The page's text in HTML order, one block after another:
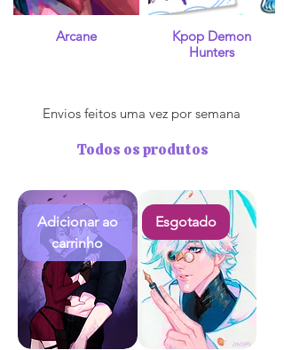
Arcane
Kpop Demon
Hunters
Envios feitos uma vez por semana
Todos os produtos
Adicionar ao
carrinho
Esgotado